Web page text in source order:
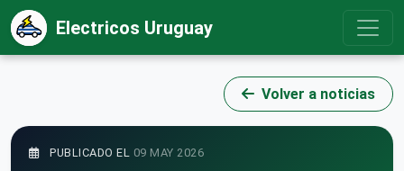
Electricos Uruguay
Volver a noticias
PUBLICADO EL 09 MAY 2026